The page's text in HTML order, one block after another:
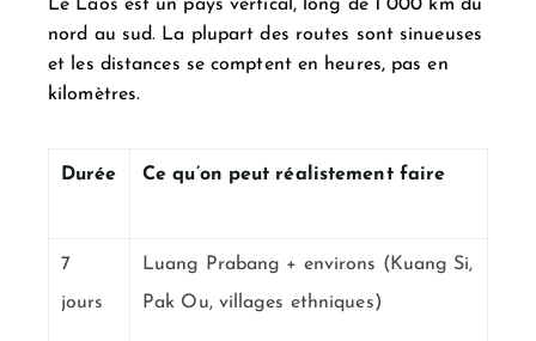
Le Laos est un pays vertical, long de 1 000 km du
nord au sud. La plupart des routes sont sinueuses
et les distances se comptent en heures, pas en
kilomètres.
Durée Ce qu’on peut réalistement faire
7
jours
Luang Prabang + environs (Kuang Si,
Pak Ou, villages ethniques)